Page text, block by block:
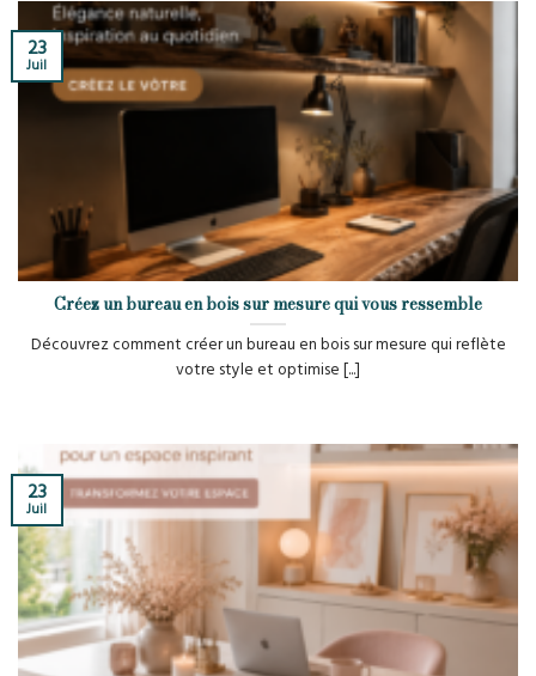
Créez un bureau en bois sur mesure qui vous ressemble
Découvrez comment créer un bureau en bois sur mesure qui reflète
votre style et optimise [...]
23
Juil
23
Juil